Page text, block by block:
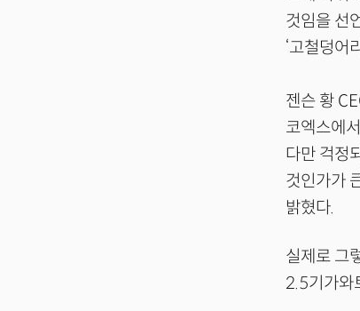
것임을 선
‘고철덩어
젠슨 황
코엑스에
다만 걱정
것인가가
밝혔다.
실제로 그
2.5기가와